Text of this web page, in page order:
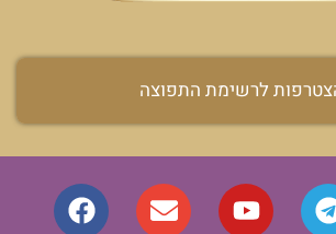
לרשימת התפוצה